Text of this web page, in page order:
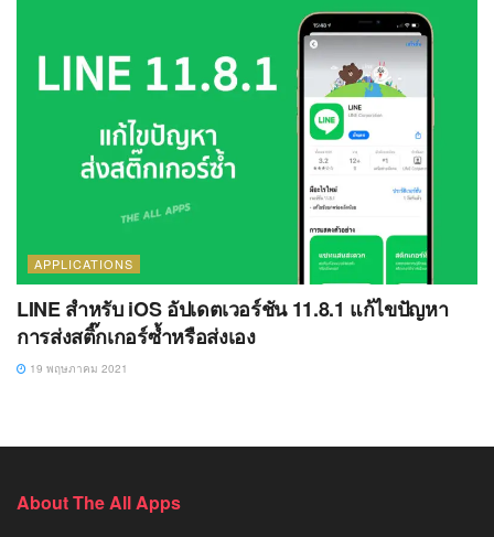
APPLICATIONS
LINE สำหรับ iOS อัปเดตเวอร์ชัน 11.8.1 แก้ไขปัญหา
การส่งสติ๊กเกอร์ซ้ำหรือส่งเอง
19 พฤษภาคม 2021
About The All Apps